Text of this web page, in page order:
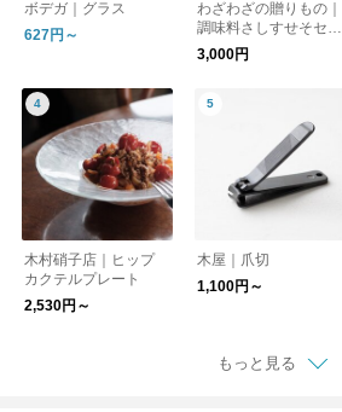
ボデガ｜グラス
627円～
わざわざの贈りもの｜
調味料さしすせそセッ
ト【ギフト】
3,000円
木村硝子店｜ヒップ
カクテルプレート
2,530円～
木屋｜爪切
1,100円～
もっと見る